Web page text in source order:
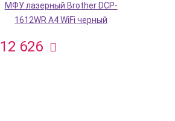
МФУ лазерный Brother DCP-
1612WR A4 WiFi черный
12 626